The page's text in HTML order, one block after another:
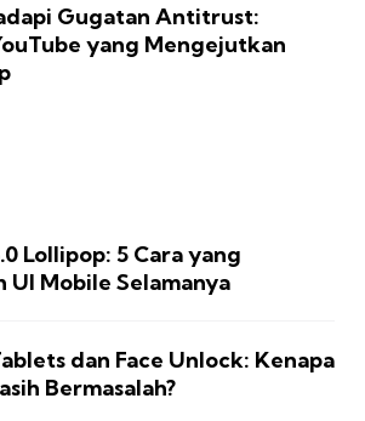
Gugatan Antitrust:
yang Mengejutkan
Lollipop: 5 Cara yang
UI Mobile Selamanya
dan Face Unlock: Kenapa
Bermasalah?